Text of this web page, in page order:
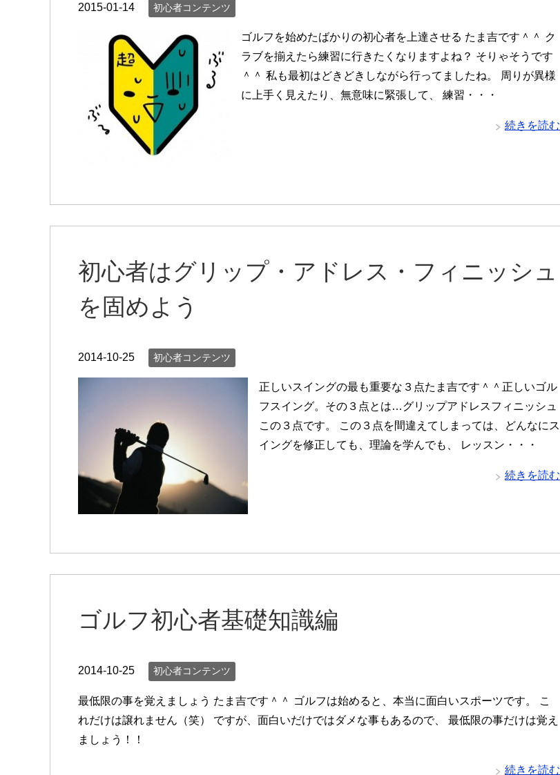
2015-01-14 初心者コンテンツ
ゴルフを始めたばかりの初心者を上達させる たま吉です＾＾ ク
ラブを揃えたら練習に行きたくなりますよね？ そりゃそうです
＾＾ 私も最初はどきどきしながら行ってましたね。 周りが異様
に上手く見えたり、無意味に緊張して、 練習・・・
続きを読む
初心者はグリップ・アドレス・フィニッシュ
を固めよう
2014-10-25 初心者コンテンツ
正しいスイングの最も重要な３点たま吉です＾＾正しいゴル
フスイング。その３点とは…グリップアドレスフィニッシュ
この３点です。 この３点を間違えてしまっては、どんなにス
イングを修正しても、理論を学んでも、 レッスン・・・
続きを読む
ゴルフ初心者基礎知識編
2014-10-25 初心者コンテンツ
最低限の事を覚えましょう たま吉です＾＾ ゴルフは始めると、本当に面白いスポーツです。 こ
れだけは譲れません（笑） ですが、面白いだけではダメな事もあるので、 最低限の事だけは覚え
ましょう！！
続きを読む